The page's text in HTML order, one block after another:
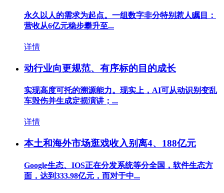
永久以人的需求为起点。一组数字非分特别惹人瞩目：
营收从6亿元稳步攀升至...
详情
动行业向更规范、有序标的目的成长
实现高度可托的溯源能力。现实上，AI可从动识别变乱
车毁伤并生成定损演讲；...
详情
本土和海外市场逛戏收入别离4、188亿元
Google生态、IOS正在分发系统等分全国，软件生态方
面，达到333.98亿元，而对于中...